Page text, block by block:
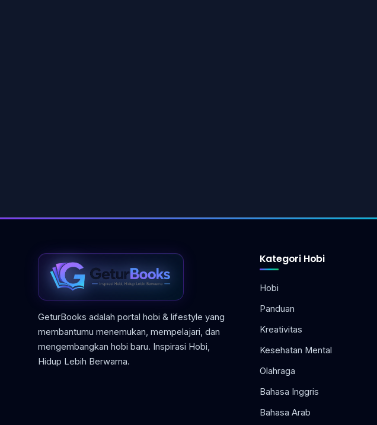
GeturBooks adalah portal hobi & lifestyle yang
membantumu menemukan, mempelajari, dan
mengembangkan hobi baru. Inspirasi Hobi,
Hidup Lebih Berwarna.
Kategori Hobi
Hobi
Panduan
Kreativitas
Kesehatan Mental
Olahraga
Bahasa Inggris
Bahasa Arab